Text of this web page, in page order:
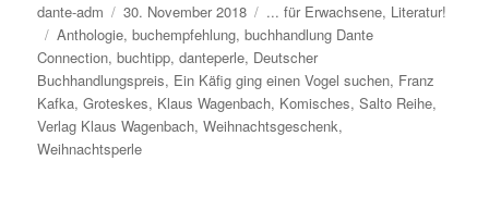
Autor
dante-adm
Veröffentlicht
am
30. November 2018 Kategorien
... für Erwachsene, Literatur!
Schlagwörter
Anthologie,buchempfehlung,buchhandlung Dante
Connection,buchtipp,danteperle, Deutscher
Buchhandlungspreis, Ein Käfig ging einen Vogel suchen, Franz
Kafka,Groteskes, Klaus Wagenbach, Komisches,Salto Reihe,
Verlag Klaus Wagenbach,Weihnachtsgeschenk,
Weihnachtsperle